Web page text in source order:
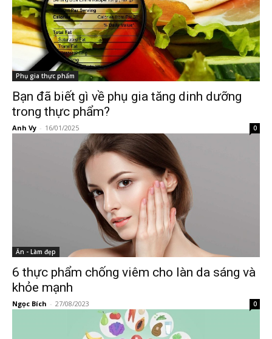
Phụ gia thực phẩm
Bạn đã biết gì về phụ gia tăng dinh dưỡng
trong thực phẩm?
Anh Vy - 16/01/2025 0
Ăn - Làm đẹp
6 thực phẩm chống viêm cho làn da sáng và
khỏe mạnh
Ngọc Bích - 27/08/2023 0